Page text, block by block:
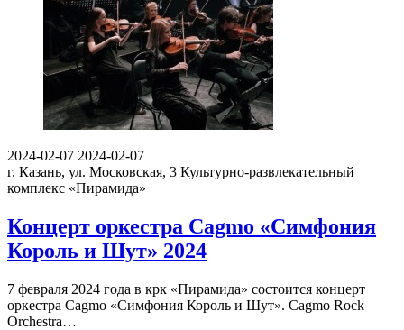
2024-02-07 2024-02-07
г. Казань, ул. Московская, 3 Культурно-развлекательный
комплекс «Пирамида»
Концерт оркестра Cagmo «Симфония
Король и Шут» 2024
7 февраля 2024 года в крк «Пирамида» состоится концерт
оркестра Cagmo «Симфония Король и Шут». Cagmo Rock
Orchestra…